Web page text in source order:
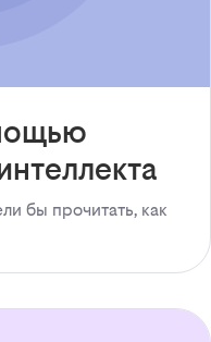
бы прочитать, как